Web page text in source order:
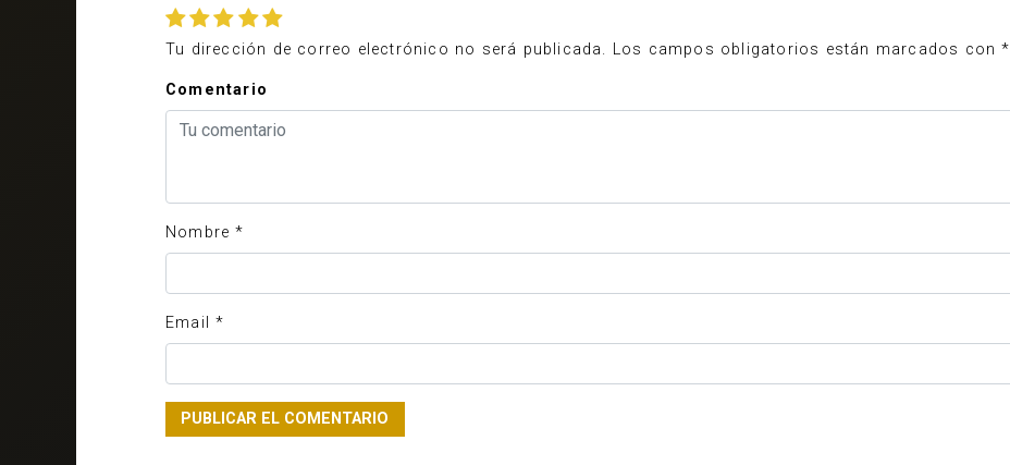
Tu dirección de correo electrónico no será publicada. Los campos obligatorios están marcados con*
Comentario
Nombre *
Email *